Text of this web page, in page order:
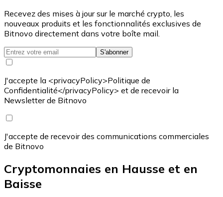
Recevez des mises à jour sur le marché crypto, les
nouveaux produits et les fonctionnalités exclusives de
Bitnovo directement dans votre boîte mail.
S'abonner
J'accepte la <privacyPolicy>Politique de
Confidentialité</privacyPolicy> et de recevoir la
Newsletter de Bitnovo
J'accepte de recevoir des communications commerciales
de Bitnovo
Cryptomonnaies en Hausse et en
Baisse